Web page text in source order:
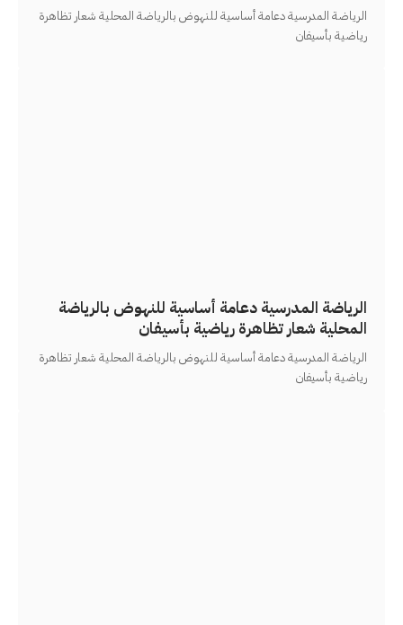
الرياضة المدرسية دعامة أساسية للنهوض بالرياضة المحلية شعار تظاهرة
رياضية بأسيفان
الرياضة المدرسية دعامة أساسية للنهوض بالرياضة
المحلية شعار تظاهرة رياضية بأسيفان
الرياضة المدرسية دعامة أساسية للنهوض بالرياضة المحلية شعار تظاهرة
رياضية بأسيفان